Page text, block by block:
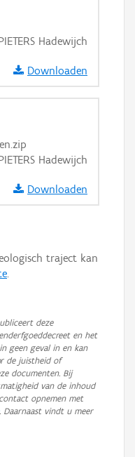
Hadewijch
Downloaden
Hadewijch
Downloaden
traject kan
.
deze
en het
geen geval in en kan
de juistheid of
documenten. Bij
van de inhoud
opnemen met
. Daarnaast vindt u meer